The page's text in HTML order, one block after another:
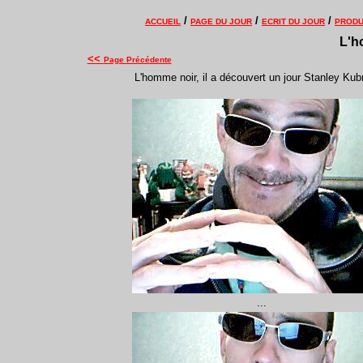
ACCUEIL / PAGE DU JOUR / ECRIT DU JOUR /
<< Page Précédente
L'homme noir, il a découvert un jour Stanley
...